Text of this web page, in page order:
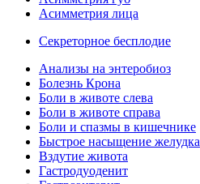
Асимметрия лица
Секреторное бесплодие
Анализы на энтеробиоз
Болезнь Крона
Боли в животе слева
Боли в животе справа
Боли и спазмы в кишечнике
Быстрое насыщение желудка
Вздутие живота
Гастродуоденит